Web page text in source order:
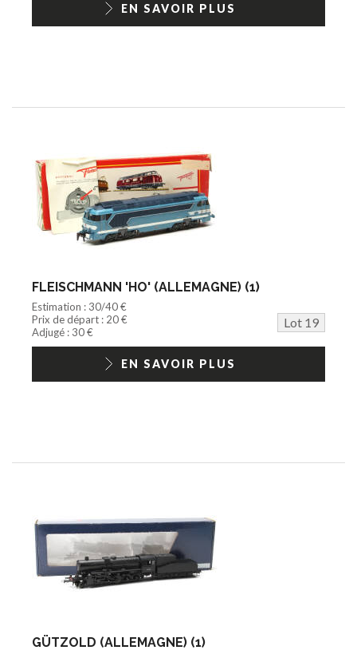
EN SAVOIR PLUS
FLEISCHMANN 'HO' (ALLEMAGNE) (1)
Estimation : 30/40 €
Prix de départ : 20 €
Lot 19
Adjugé : 30 €
EN SAVOIR PLUS
GÜTZOLD (ALLEMAGNE) (1)